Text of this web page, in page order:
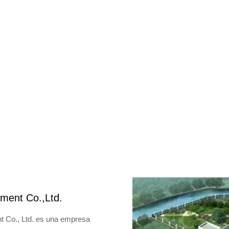
Co.,Ltd.
Co., Ltd. es una empresa